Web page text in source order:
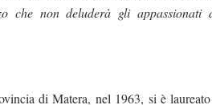
che non deluderà gli
di Matera, nel 1963, si è